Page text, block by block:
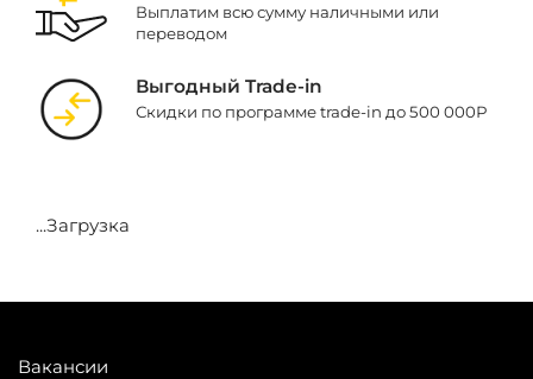
Выплатим всю сумму наличными или
переводом
Выгодный Trade-in
Скидки по программе trade-in до 500 000Р
...Загрузка
Вакансии